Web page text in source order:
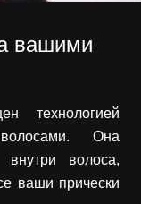
вашими
технологией
Она
внутри волоса,
ваши прически